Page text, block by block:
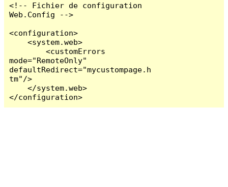
<!-- Fichier de configuration
Web.Config -->
<configuration>
    <system.web>
        <customErrors
mode="RemoteOnly"
defaultRedirect="mycustompage.h
tm"/>
    </system.web>
</configuration>